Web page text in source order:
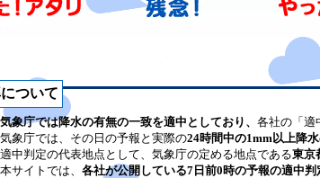
ついて
気象庁では降水の有無の一致を適中としており、 各社の「適
象庁では、その日の予報と実際の24時間中の1mm以上降水
中判定の代表地点として、気象庁の定める地点である東京
サイトでは、 各社が公開している7日前0時の予報の適中判